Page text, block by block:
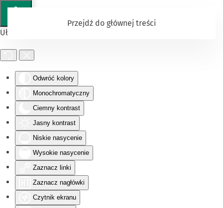
Ułatwienia dostępu
Odwróć kolory
Monochromatyczny
Ciemny kontrast
Jasny kontrast
Niskie nasycenie
Wysokie nasycenie
Zaznacz linki
Zaznacz nagłówki
Czytnik ekranu
Przejdź do głównej treści